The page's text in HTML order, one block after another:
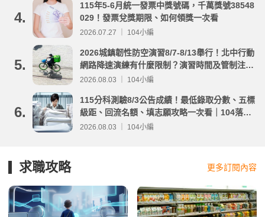
4.
115年5-6月統一發票中獎號碼，千萬獎號38548
029！發票兌獎期限、如何領獎一次看
2026.07.27 ｜ 104小編
5.
2026城鎮韌性防空演習8/7-8/13舉行！北中行動
網路降速演練有什麼限制？演習時間及管制注意
事項整理
2026.08.03 ｜ 104小編
6.
115分科測驗8/3公告成績！最低錄取分數、五標
級距、回流名額、填志願攻略一次看｜104落點
分析
2026.08.03 ｜ 104小編
求職攻略 更多訂閱內容